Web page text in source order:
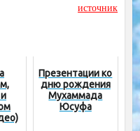
источник
Презентации ко
дню рождения
Мухаммада
Юсуфа